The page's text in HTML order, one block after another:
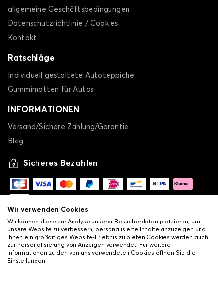
allgemeine Geschäftsbedingungen
Datenschutzrichtlinie / Cookies
Kontakt
Ratschläge
Individuell gestaltete Autoteppiche
Gummimatten für Autos
INFORMATIONEN
Versand/Sichere Zahlung/Garantie
Blog
Sicheres Bezahlen
Wir verwenden Cookies
Wir können diese zur Analyse unserer Besucherdaten platzieren, um
unsere Website zu verbessern, personalisierte Inhalte anzuzeigen und
Ihnen ein großartiges Website-Erlebnis zu bieten.Cookies werden auch
zur Personalisierung von Anzeigen verwendet. Für weitere
Informationen zu den von uns verwendeten Cookies öffnen Sie die
Einstellungen.